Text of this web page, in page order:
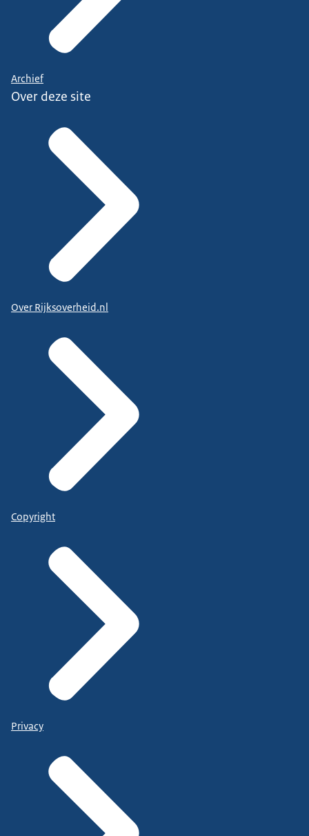
Archief
Over deze site
Over Rijksoverheid.nl
Copyright
Privacy